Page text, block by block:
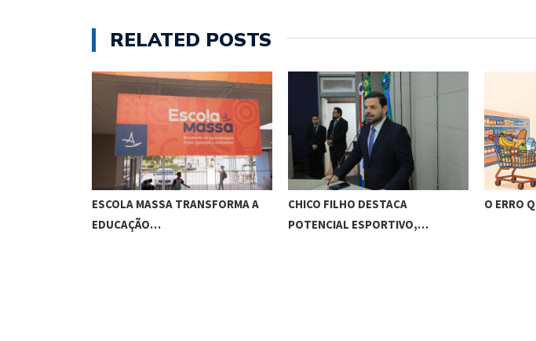
RELATED POSTS
ESCOLA MASSA TRANSFORMA A
EDUCAÇÃO…
CHICO FILHO DESTACA
POTENCIAL ESPORTIVO,…
O ERRO